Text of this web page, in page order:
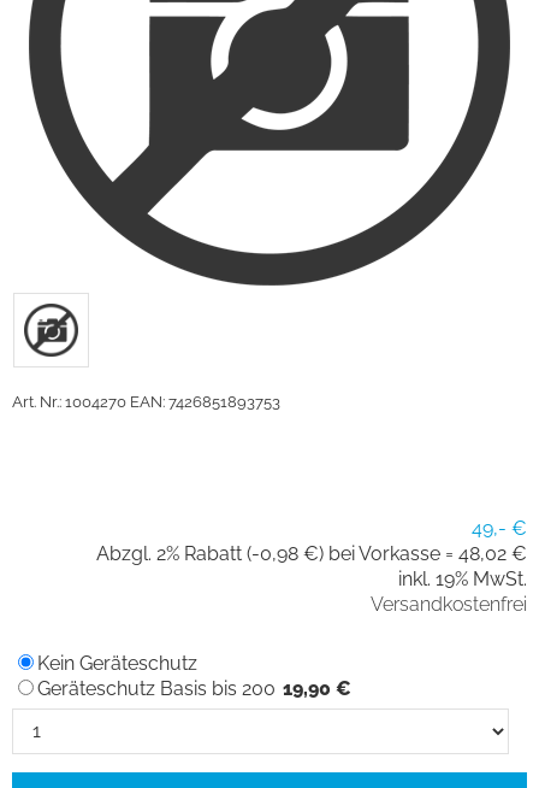
Art. Nr.: 1004270 EAN: 7426851893753
49,- €
Abzgl. 2% Rabatt (-0,98 €) bei Vorkasse = 48,02 €
inkl. 19% MwSt.
Versandkostenfrei
Kein Geräteschutz
Geräteschutz Basis bis 200 19,90 €